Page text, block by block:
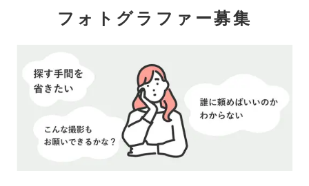
フォトグラファー募集